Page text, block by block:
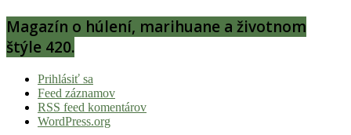
Magazín o húlení, marihuane a životnom
štýle 420.
Prihlásiť sa
Feed záznamov
RSS feed komentárov
WordPress.org